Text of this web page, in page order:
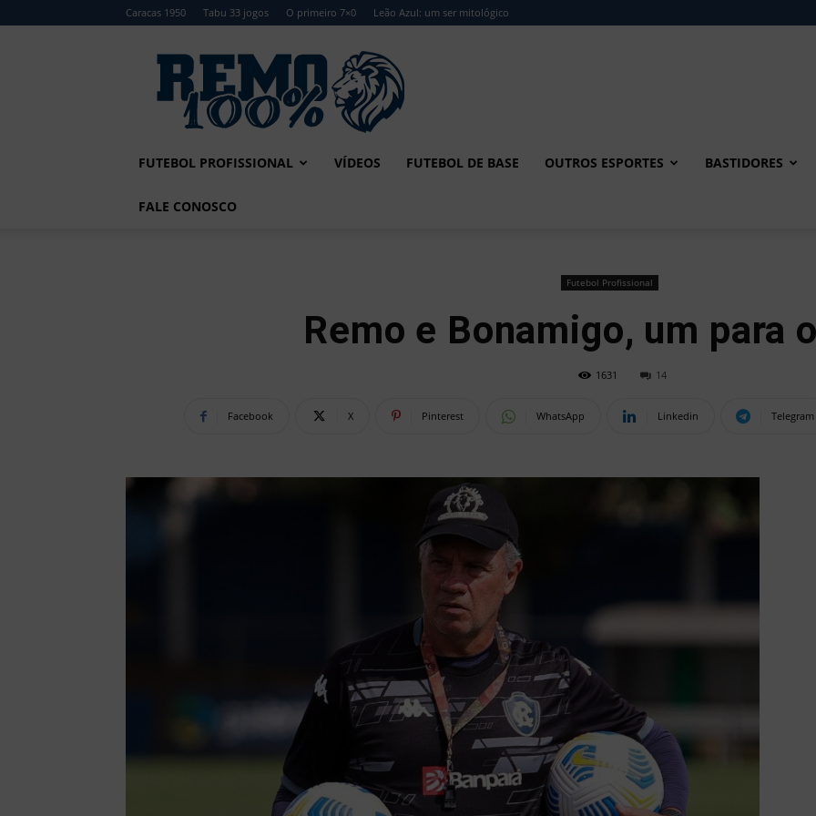
Caracas 1950 Tabu 33 jogos O primeiro 7×0 Leão Azul: um ser mitológico
Remo
FUTEBOL PROFISSIONAL VÍDEOS FUTEBOL DE BASE OUTROS ESPORTES BASTIDORES
FALE CONOSCO
Futebol Profissional
Remo e Bonamigo, um para
1631 14
Facebook X Pinterest WhatsApp Linkedin Telegram